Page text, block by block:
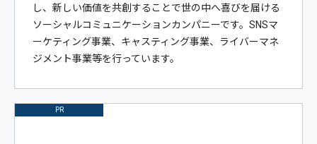
し、新しい価値を共創することで世の中へ喜びを届ける
ソーシャルコミュニケーションカンパニーです。SNSマ
ーケティング事業、キャスティング事業、ライバーマネ
ジメント事業等を行っています。
PR